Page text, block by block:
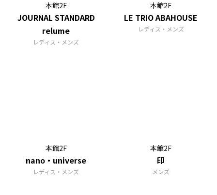
本館2F
JOURNAL STANDARD
relume
レディス・メンズ
本館2F
LE TRIO ABAHOUSE
レディス・メンズ
本館2F
nano・universe
レディス・メンズ
本館2F
印
メンズ